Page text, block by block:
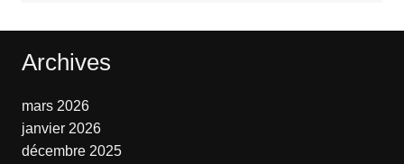
Archives
mars 2026
janvier 2026
décembre 2025